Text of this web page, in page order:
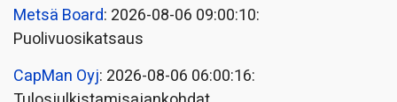
Metsä Board: 2026-08-06 09:00:10:
Puolivuosikatsaus
CapMan Oyj: 2026-08-06 06:00:16: